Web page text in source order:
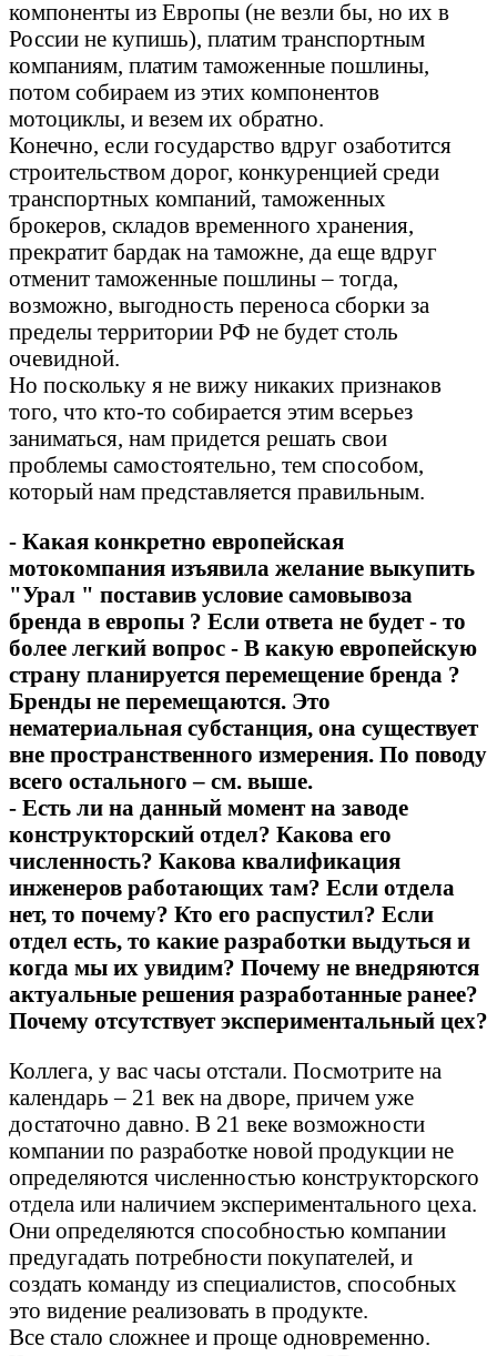
компоненты из Европы (не везли бы, но их в
России не купишь), платим транспортным
компаниям, платим таможенные пошлины,
потом собираем из этих компонентов
мотоциклы, и везем их обратно.
Конечно, если государство вдруг озаботится
строительством дорог, конкуренцией среди
транспортных компаний, таможенных
брокеров, складов временного хранения,
прекратит бардак на таможне, да еще вдруг
отменит таможенные пошлины – тогда,
возможно, выгодность переноса сборки за
пределы территории РФ не будет столь
очевидной.
Но поскольку я не вижу никаких признаков
того, что кто-то собирается этим всерьез
заниматься, нам придется решать свои
проблемы самостоятельно, тем способом,
который нам представляется правильным.
- Какая конкретно европейская
мотокомпания изъявила желание выкупить
"Урал " поставив условие самовывоза
бренда в европы ? Если ответа не будет - то
более легкий вопрос - В какую европейскую
страну планируется перемещение бренда ?
Бренды не перемещаются. Это
нематериальная субстанция, она существует
вне пространственного измерения. По поводу
всего остального – см. выше.
- Есть ли на данный момент на заводе
конструкторский отдел? Какова его
численность? Какова квалификация
инженеров работающих там? Если отдела
нет, то почему? Кто его распустил? Если
отдел есть, то какие разработки выдуться и
когда мы их увидим? Почему не внедряются
актуальные решения разработанные ранее?
Почему отсутствует экспериментальный цех?
Коллега, у вас часы отстали. Посмотрите на
календарь – 21 век на дворе, причем уже
достаточно давно. В 21 веке возможности
компании по разработке новой продукции не
определяются численностью конструкторского
отдела или наличием экспериментального цеха.
Они определяются способностью компании
предугадать потребности покупателей, и
создать команду из специалистов, способных
это видение реализовать в продукте.
Все стало сложнее и проще одновременно.